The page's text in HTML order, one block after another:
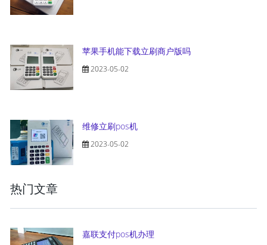
苹果手机能下载立刷商户版吗
2023-05-02
维修立刷pos机
2023-05-02
热门文章
嘉联支付pos机办理